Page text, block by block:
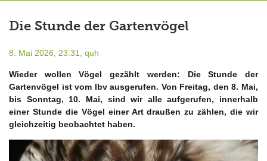
Die Stunde der Gartenvögel
8. Mai 2026, 23:31, quh
Wieder wollen Vögel gezählt werden: Die Stunde der
Gartenvögel ist vom lbv ausgerufen. Von Freitag, den 8. Mai,
bis Sonntag, 10. Mai, sind wir alle aufgerufen, innerhalb
einer Stunde die Vögel einer Art draußen zu zählen, die wir
gleichzeitig beobachtet haben.